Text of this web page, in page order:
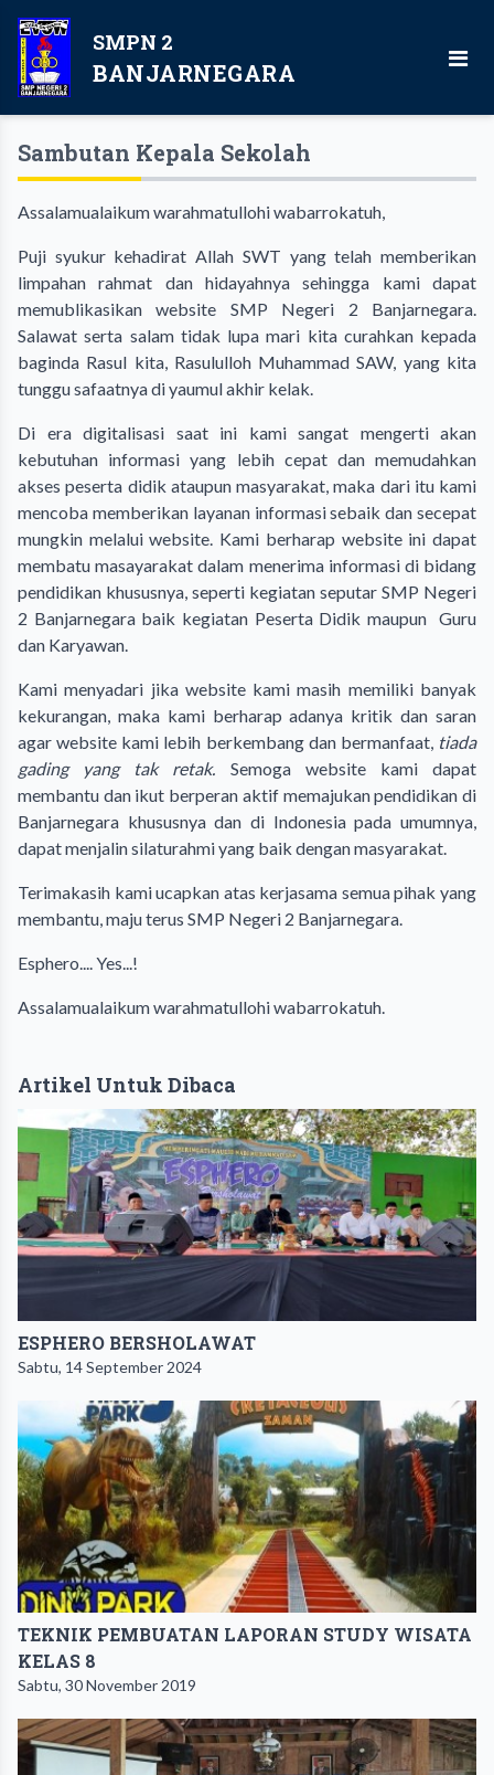
SMPN 2
BANJARNEGARA
Sambutan Kepala Sekolah
Assalamualaikum warahmatullohi wabarrokatuh,
Puji syukur kehadirat Allah SWT yang telah memberikan
limpahan rahmat dan hidayahnya sehingga kami dapat
memublikasikan website SMP Negeri 2 Banjarnegara.
Salawat serta salam tidak lupa mari kita curahkan kepada
baginda Rasul kita, Rasululloh Muhammad SAW, yang kita
tunggu safaatnya di yaumul akhir kelak.
Di era digitalisasi saat ini kami sangat mengerti akan
kebutuhan informasi yang lebih cepat dan memudahkan
akses peserta didik ataupun masyarakat, maka dari itu kami
mencoba memberikan layanan informasi sebaik dan secepat
mungkin melalui website. Kami berharap website ini dapat
membatu masayarakat dalam menerima informasi di bidang
pendidikan khususnya, seperti kegiatan seputar SMP Negeri
2 Banjarnegara baik kegiatan Peserta Didik maupun Guru
dan Karyawan.
Kami menyadari jika website kami masih memiliki banyak
kekurangan, maka kami berharap adanya kritik dan saran
agar website kami lebih berkembang dan bermanfaat, tiada
gading yang tak retak. Semoga website kami dapat
membantu dan ikut berperan aktif memajukan pendidikan di
Banjarnegara khususnya dan di Indonesia pada umumnya,
dapat menjalin silaturahmi yang baik dengan masyarakat.
Terimakasih kami ucapkan atas kerjasama semua pihak yang
membantu, maju terus SMP Negeri 2 Banjarnegara.
Esphero.... Yes...!
Assalamualaikum warahmatullohi wabarrokatuh.
Artikel Untuk Dibaca
ESPHERO BERSHOLAWAT
Sabtu, 14 September 2024
TEKNIK PEMBUATAN LAPORAN STUDY WISATA
KELAS 8
Sabtu, 30 November 2019